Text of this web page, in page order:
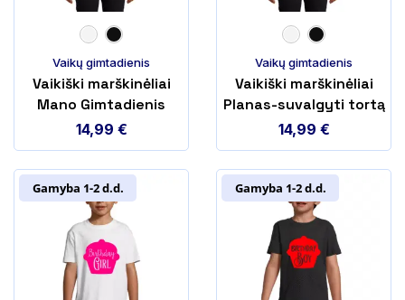
Vaikų gimtadienis
Vaikiški marškinėliai
Mano Gimtadienis
14,99 €
Vaikų gimtadienis
Vaikiški marškinėliai
Planas-suvalgyti tortą
14,99 €
Gamyba 1-2 d.d. Gamyba 1-2 d.d.